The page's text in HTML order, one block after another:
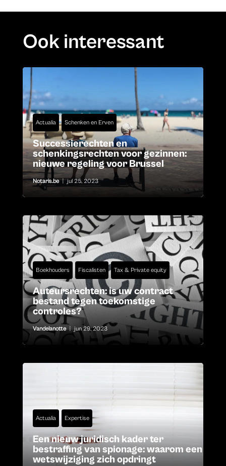
Ook interessant
Actualia Schenken en Erven
Successierechten en
schenkingsrechten voor gezinnen:
nieuwe regeling voor Brussel
Notaris.be | jul 25, 2023
Boekhouders Fiscalisten Tax & Private equity
Auteursrechten: is uw contract
bestand tegen toekomstige
controles?
Vandelanotte | jun 29, 2023
Actualia Expertise
Een nieuw juridisch kader ter
bestraffing van spionage: waarom een
wetswijziging zich opdringt